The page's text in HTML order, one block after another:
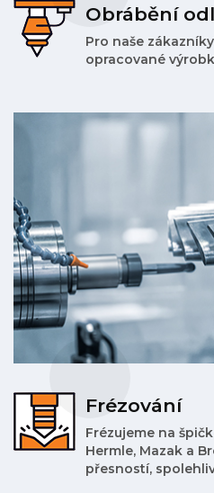
Obrábění
Pro naše
opracované
Frézování
Frézujeme na
Hermle, Mazak a
přesností,